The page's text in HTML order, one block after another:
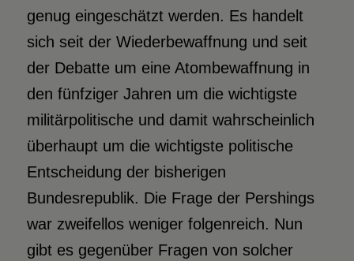
genug eingeschätzt werden. Es handelt
sich seit der Wiederbewaffnung und seit
der Debatte um eine Atombewaffnung in
den fünfziger Jahren um die wichtigste
militärpolitische und damit wahrscheinlich
überhaupt um die wichtigste politische
Entscheidung der bisherigen
Bundesrepublik. Die Frage der Pershings
war zweifellos weniger folgenreich. Nun
gibt es gegenüber Fragen von solcher